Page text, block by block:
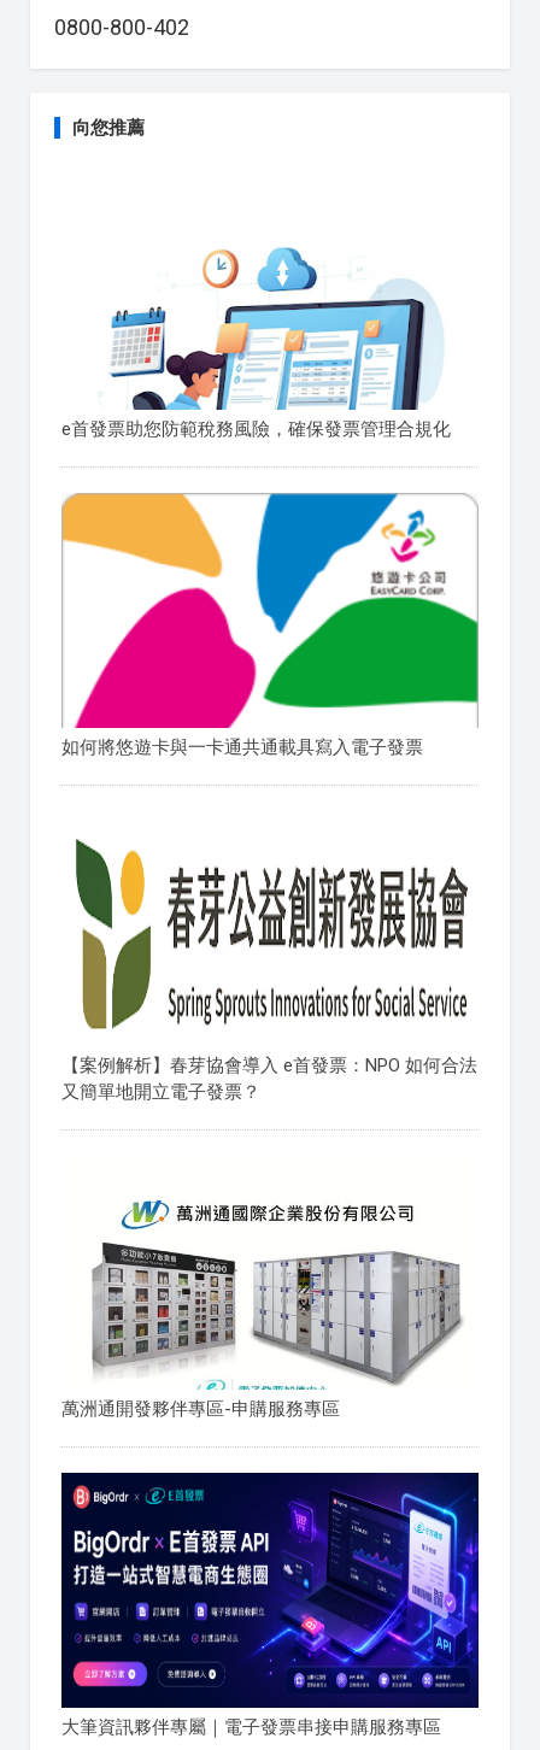
0800-800-402
向您推薦
e首發票助您防範稅務風險，確保發票管理合規化
如何將悠遊卡與一卡通共通載具寫入電子發票
【案例解析】春芽協會導入 e首發票：NPO 如何合法
又簡單地開立電子發票？
萬洲通開發夥伴專區-申購服務專區
大筆資訊夥伴專屬｜電子發票串接申購服務專區